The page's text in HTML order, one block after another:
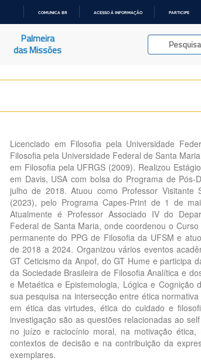
COMUNICA BR ACESSO À INFORMAÇÃO PARTICIPE
Palmeira
das Missões
Licenciado em Filosofia pela Universidade
Filosofia pela Universidade Federal de Santa
em Filosofia pela UFRGS (2009). Realizou
em Davis, USA com bolsa do Programa de
julho de 2018. Atuou como Professor Visitante
(2023), pelo Programa Capes-Print de 1 de
Atualmente é Professor Associado IV do
Federal de Santa Maria, onde coordenou o
permanente do PPG de Filosofia da UFSM e
de 2018 a 2024. Organizou vários eventos
GT Ceticismo da Anpof, do GT Hume e participa
da Sociedade Brasileira de Filosofia Analítica e
e Metaética e Epistemologia, Lógica e Cognição
sua pesquisa na intersecção entre ética
em ética das virtudes, ética do cuidado e
investigação são as questões relacionadas ao
no juízo e raciocínio moral, na motivação
contextos de decisão e na contribuição da
exemplares.